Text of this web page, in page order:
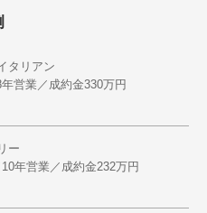
タリアン
営業／成約金330万円
ー
年営業／成約金232万円